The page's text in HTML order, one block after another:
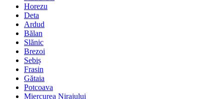
Horezu
Deta
Ardud
Bălan
Slănic
Brezoi
Sebiș
Frasin
Gătaia
Potcoava
Miercurea Nirajului